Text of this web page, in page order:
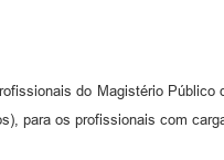
do Magistério
para os profissionais com